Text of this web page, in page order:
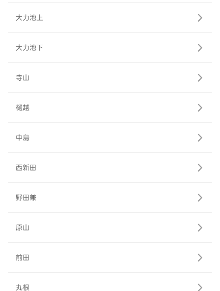
大力池上
大力池下
寺山
樋越
中島
西新田
野田兼
原山
前田
丸根